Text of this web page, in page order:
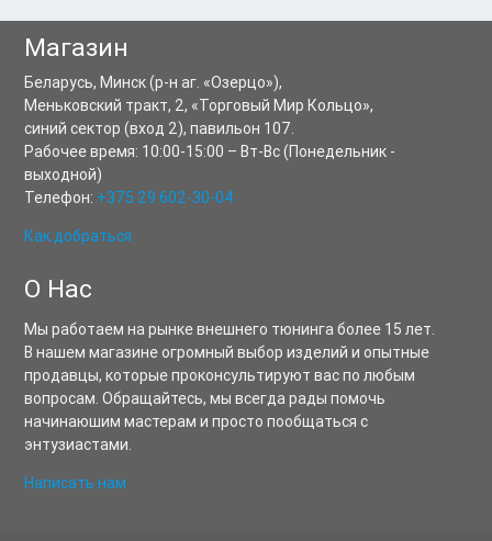
Магазин
Беларусь,Минск(р-н аг. «Озерцо»),
Меньковский тракт, 2, «Торговый Мир Кольцо»,
синий сектор (вход 2), павильон 107.
Рабочее время: 10:00-15:00 –Вт-Вс(Понедельник -
выходной)
Телефон: +375 29 602-30-04
Как добраться
О Нас
Мы работаем на рынке внешнего тюнинга более 15 лет.
В нашем магазине огромный выбор изделий и опытные
продавцы, которые проконсультируют вас по любым
вопросам. Обращайтесь, мы всегда рады помочь
начинаюшим мастерам и просто пообщаться с
энтузиастами.
Написать нам